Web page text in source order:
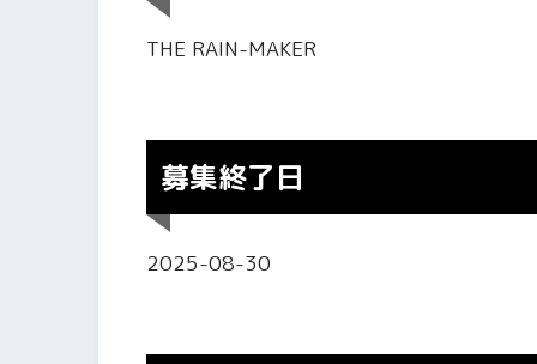
THE RAIN-MAKER
募集終了日
2025-08-30